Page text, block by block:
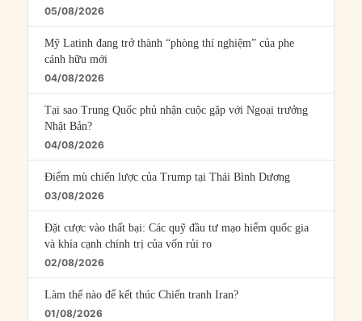
05/08/2026
Mỹ Latinh đang trở thành “phòng thí nghiệm” của phe
cánh hữu mới
04/08/2026
Tại sao Trung Quốc phủ nhận cuộc gặp với Ngoại trưởng
Nhật Bản?
04/08/2026
Điểm mù chiến lược của Trump tại Thái Bình Dương
03/08/2026
Đặt cược vào thất bại: Các quỹ đầu tư mạo hiểm quốc gia
và khía cạnh chính trị của vốn rủi ro
02/08/2026
Làm thế nào để kết thúc Chiến tranh Iran?
01/08/2026